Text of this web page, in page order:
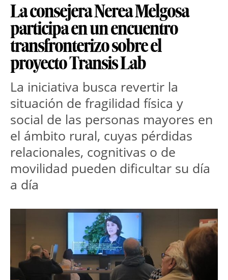
La consejera Nerea Melgosa
participa en un encuentro
transfronterizo sobre el
proyecto Transis Lab
La iniciativa busca revertir la
situación de fragilidad física y
social de las personas mayores en
el ámbito rural, cuyas pérdidas
relacionales, cognitivas o de
movilidad pueden dificultar su día
a día